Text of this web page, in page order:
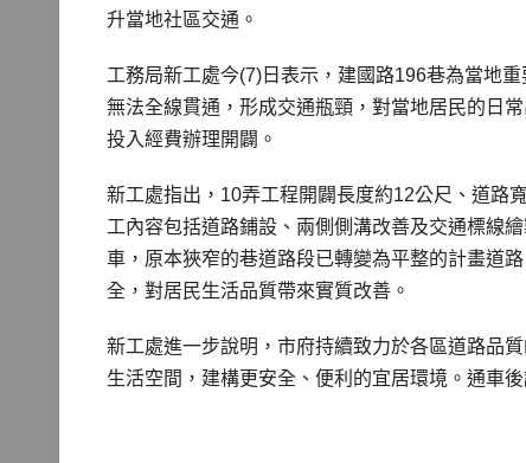
升當地社區交通。
工務局新工處今(7)日表示，建國路196巷為當地
無法全線貫通，形成交通瓶頸，對當地居民的日
投入經費辦理開闢。
新工處指出，10弄工程開闢長度約12公尺、道路
工內容包括道路鋪設、兩側側溝改善及交通標線
車，原本狹窄的巷道路段已轉變為平整的計畫道
全，對居民生活品質帶來實質改善。
新工處進一步說明，市府持續致力於各區道路品
生活空間，建構更安全、便利的宜居環境。通車